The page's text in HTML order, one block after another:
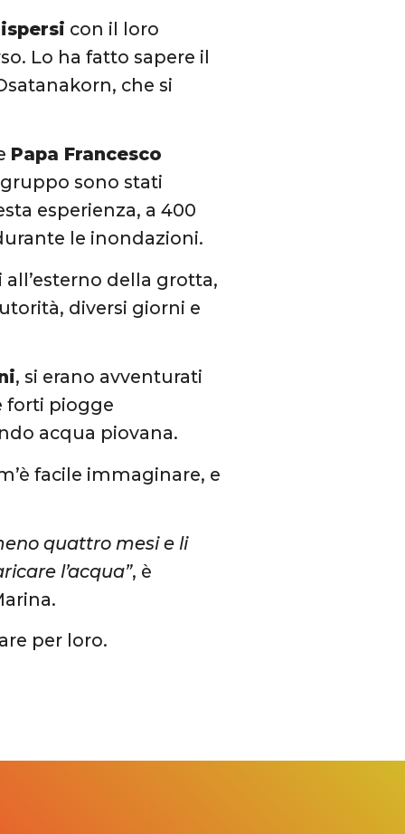
con il loro
Lo ha fatto sapere il
che si
Papa Francesco
sono stati
esperienza, a 400
le inondazioni.
della grotta,
diversi giorni e
, si erano avventurati
forti piogge
acqua piovana.
facile immaginare, e
quattro mesi e li
l’acqua”, è
per loro.